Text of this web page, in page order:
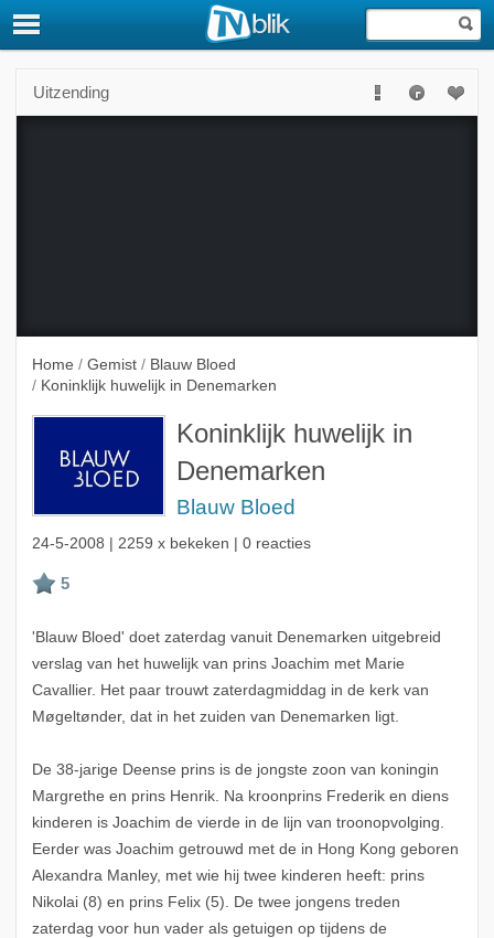
Uitzending
Deze uitzending is niet langer beschikbaar.
Home / Gemist / Blauw Bloed
/ Koninklijk huwelijk in Denemarken
Koninklijk huwelijk in
Denemarken
Blauw Bloed
24-5-2008 | 2259 x bekeken | 0 reacties
'Blauw Bloed' doet zaterdag vanuit Denemarken uitgebreid
verslag van het huwelijk van prins Joachim met Marie
Cavallier. Het paar trouwt zaterdagmiddag in de kerk van
Møgeltønder, dat in het zuiden van Denemarken ligt.
De 38-jarige Deense prins is de jongste zoon van koningin
Margrethe en prins Henrik. Na kroonprins Frederik en diens
kinderen is Joachim de vierde in de lijn van troonopvolging.
Eerder was Joachim getrouwd met de in Hong Kong geboren
Alexandra Manley, met wie hij twee kinderen heeft: prins
Nikolai (8) en prins Felix (5). De twee jongens treden
zaterdag voor hun vader als getuigen op tijdens de